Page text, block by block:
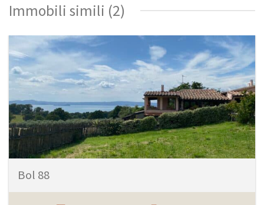
Immobili simili (2)
Bol 88